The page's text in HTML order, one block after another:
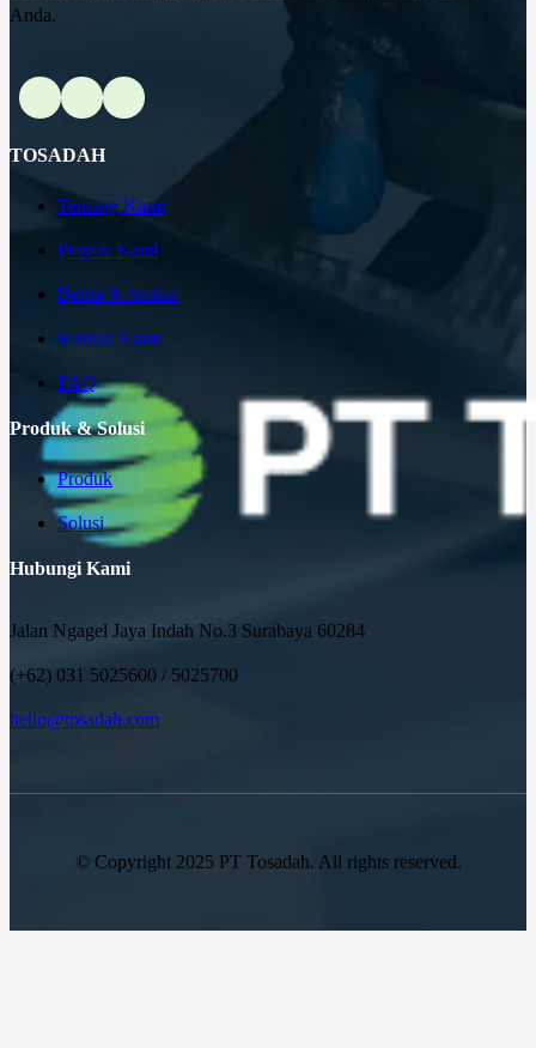
Anda.
TOSADAH
Tentang Kami
Proyek Kami
Berita & Artikel
Kontak Kami
FAQ
Produk & Solusi
Produk
Solusi
Hubungi Kami
Jalan Ngagel Jaya Indah No.3 Surabaya 60284
(+62) 031 5025600 / 5025700
hello@tosadah.com
© Copyright 2025 PT Tosadah. All rights reserved.